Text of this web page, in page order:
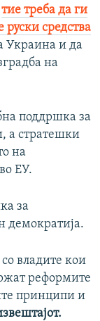
тие треба да ги
средства
Украина и да
на
поддршка за
а стратешки
на
ЕУ.
за
демократија.
владите кои
реформите
принципи и